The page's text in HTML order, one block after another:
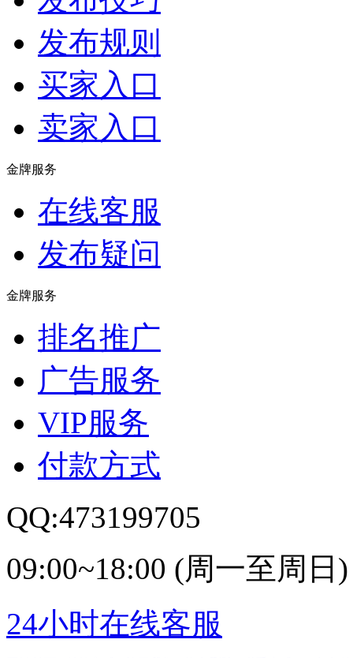
发布规则
买家入口
卖家入口
金牌服务
在线客服
发布疑问
金牌服务
排名推广
广告服务
VIP服务
付款方式
QQ:473199705
09:00~18:00 (周一至周日)
24小时在线客服